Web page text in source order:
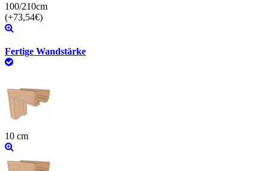
100/210cm
(+73,54€)
Fertige Wandstärke
10 cm